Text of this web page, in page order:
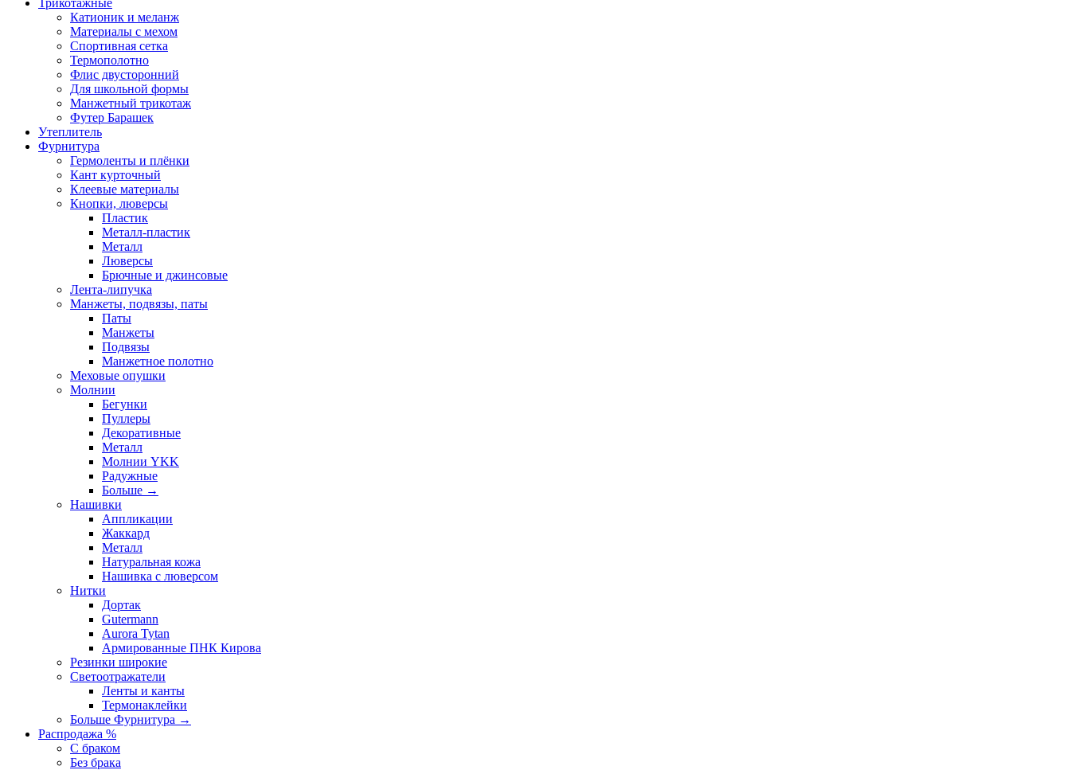
Трикотажные
Катионик и меланж
Материалы с мехом
Спортивная сетка
Термополотно
Флис двусторонний
Для школьной формы
Манжетный трикотаж
Футер Барашек
Утеплитель
Фурнитура
Гермоленты и плёнки
Кант курточный
Клеевые материалы
Кнопки, люверсы
Пластик
Металл-пластик
Металл
Люверсы
Брючные и джинсовые
Лента-липучка
Манжеты, подвязы, паты
Паты
Манжеты
Подвязы
Манжетное полотно
Меховые опушки
Молнии
Бегунки
Пуллеры
Декоративные
Металл
Молнии YKK
Радужные
Больше →
Нашивки
Аппликации
Жаккард
Металл
Натуральная кожа
Нашивка с люверсом
Нитки
Дортак
Gutermann
Aurora Tytan
Армированные ПНК Кирова
Резинки широкие
Светоотражатели
Ленты и канты
Термонаклейки
Больше Фурнитура →
Распродажа %
С браком
Без брака